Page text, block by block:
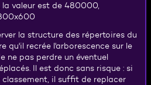
la valeur est de 480000,
la structure des répertoires du
qu'il recrée l'arborescence sur le
ne pas perdre un éventuel
Il est donc sans risque : si
classement, il suffit de replacer